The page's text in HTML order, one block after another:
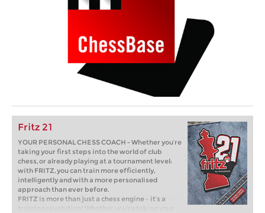
Fritz 21
YOUR PERSONAL CHESS COACH - Whether you’re
taking your first steps into the world of club
chess, or already playing at a tournament level:
with FRITZ, you can train more efficiently,
intelligently and with a more personalised
approach than ever before.
FRITZ is more than just a chess engine – it’s a
training revolution! Whether you’re taking your